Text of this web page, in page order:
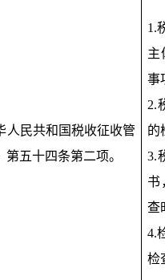
人民共和国税收征收管
第五十四条第二项。
1.
主
事
2.
的
3.
书
查
4.
检